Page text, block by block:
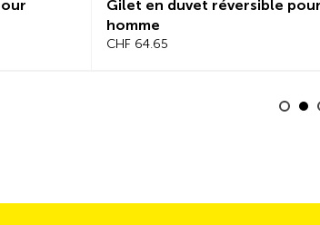
Gilet en duvet réversible pour
homme
CHF 64.65